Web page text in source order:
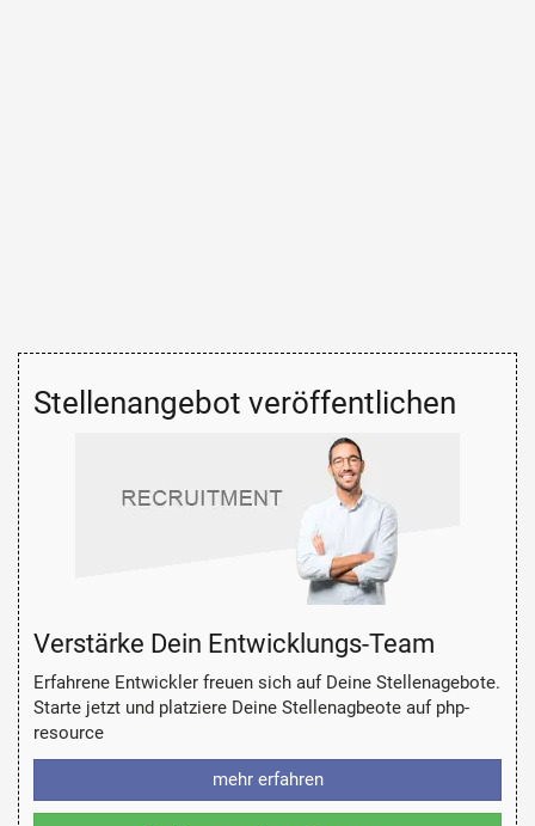
Stellenangebot veröffentlichen
Verstärke Dein Entwicklungs-Team
Erfahrene Entwickler freuen sich auf Deine Stellenagebote.
Starte jetzt und platziere Deine Stellenagbeote auf php-
resource
mehr erfahren